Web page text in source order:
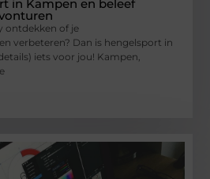
in Kampen en beleef
ontdekken of je
verbeteren? Dan is hengelsport in
iets voor jou! Kampen,